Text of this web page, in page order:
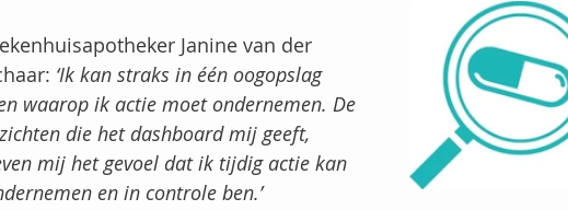
Janine van der
‘Ik kan straks in één oogopslag
waarop ik actie moet ondernemen. De
die het dashboard mij geeft,
mij het gevoel dat ik tijdig actie kan
en in controle ben.’